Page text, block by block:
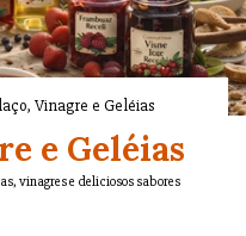
Vinagre e Geléias
e Geléias
vinagres e deliciosos sabores